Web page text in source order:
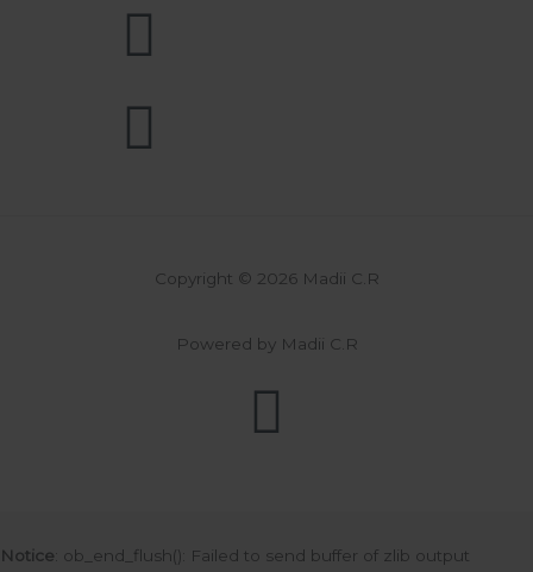
Copyright © 2026 Madii C.R
Powered by Madii C.R
Notice : ob_end_flush(): Failed to send buffer of zlib output